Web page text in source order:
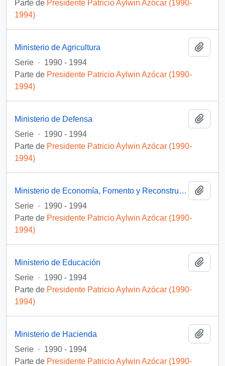
Parte de Presidente Patricio Aylwin Azócar (1990-
1994)
Ministerio de Agricultura
Serie · 1990 - 1994
Parte de Presidente Patricio Aylwin Azócar (1990-
1994)
Ministerio de Defensa
Serie · 1990 - 1994
Parte de Presidente Patricio Aylwin Azócar (1990-
1994)
Ministerio de Economía, Fomento y Reconstrucción
Serie · 1990 - 1994
Parte de Presidente Patricio Aylwin Azócar (1990-
1994)
Ministerio de Educación
Serie · 1990 - 1994
Parte de Presidente Patricio Aylwin Azócar (1990-
1994)
Ministerio de Hacienda
Serie · 1990 - 1994
Parte de Presidente Patricio Aylwin Azócar (1990-